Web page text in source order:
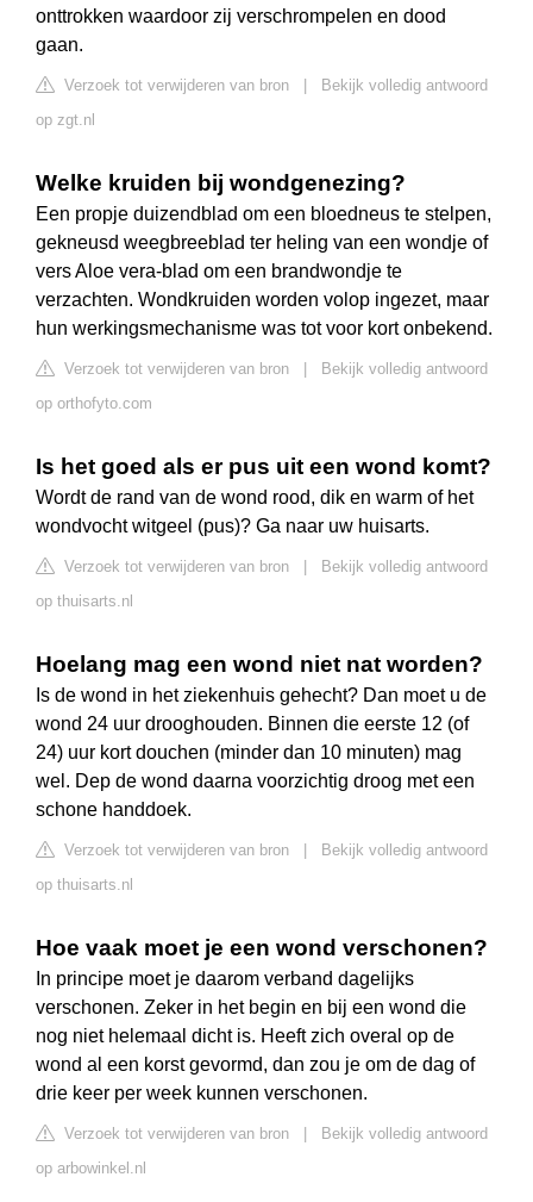
onttrokken waardoor zij verschrompelen en dood
gaan.
Verzoek tot verwijderen van bron
Bekijk volledig antwoord
op zgt.nl
Welke kruiden bij wondgenezing?
Een propje duizendblad om een bloedneus te stelpen,
gekneusd weegbreeblad ter heling van een wondje of
vers Aloe vera-blad om een brandwondje te
verzachten. Wondkruiden worden volop ingezet, maar
hun werkingsmechanisme was tot voor kort onbekend.
Verzoek tot verwijderen van bron
Bekijk volledig antwoord
op orthofyto.com
Is het goed als er pus uit een wond komt?
Wordt de rand van de wond rood, dik en warm of het
wondvocht witgeel (pus)? Ga naar uw huisarts.
Verzoek tot verwijderen van bron
Bekijk volledig antwoord
op thuisarts.nl
Hoelang mag een wond niet nat worden?
Is de wond in het ziekenhuis gehecht? Dan moet u de
wond 24 uur drooghouden. Binnen die eerste 12 (of
24) uur kort douchen (minder dan 10 minuten) mag
wel. Dep de wond daarna voorzichtig droog met een
schone handdoek.
Verzoek tot verwijderen van bron
Bekijk volledig antwoord
op thuisarts.nl
Hoe vaak moet je een wond verschonen?
In principe moet je daarom verband dagelijks
verschonen. Zeker in het begin en bij een wond die
nog niet helemaal dicht is. Heeft zich overal op de
wond al een korst gevormd, dan zou je om de dag of
drie keer per week kunnen verschonen.
Verzoek tot verwijderen van bron
Bekijk volledig antwoord
op arbowinkel.nl